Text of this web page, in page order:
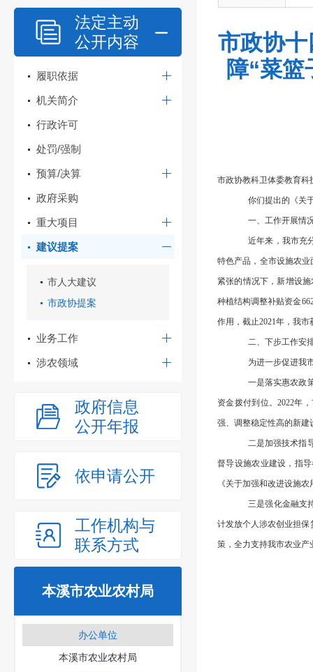
法定主动
公开内容
履职依据
机关简介
行政许可
处罚/强制
预算/决算
政府采购
重大项目
建议提案
市人大建议
市政协提案
业务工作
涉农领域
政府信息
公开年报
依申请公开
工作机构与
联系方式
本溪市农业农村局
办公单位
本溪市农业农村局
市政协
障“菜
市政协教科卫体委教育科
你们提出的《关
一、工作开展情
近年来，我市充
特色产品，全市设施农业
紧张的情况下，新增设
种植结构调整补贴资金
作用，截止2021年，我
二、下步工作安
为进一步促进我
一是落实惠农政
资金拨付到位。2022年
强、调整稳定性高的新建
二是加强技术指
督导设施农业建设，指
《关于加强和改进设施
三是强化金融支
计发放个人涉农创业担
策，全力支持我市农业